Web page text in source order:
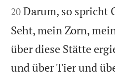
20 Darum, so spricht
Seht, mein Zorn,
über diese Stätte
und über Tier und